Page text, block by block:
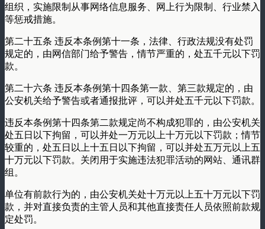
组织，实施限制从事网络信息服务、网上行为限制、行业禁入
等惩戒措施。
第二十五条 违反本条例第十一条，法律、行政法规没有处罚
规定的，由网信部门给予警告，情节严重的，处五千元以下罚
款。
第二十六条 违反本条例第十四条第一款、第三款规定的，由
公安机关给予警告或者通报批评，可以并处五千元以下罚款。
违反本条例第十四条第二款规定尚不构成犯罪的，由公安机关
处五日以下拘留，可以并处一万元以上十万元以下罚款；情节
较重的，处五日以上十五日以下拘留，可以并处五万元以上五
十万元以下罚款。关闭用于实施违法犯罪活动的网站、通讯群
组。
单位有前款行为的，由公安机关处十万元以上五十万元以下罚
款，并对直接负责的主管人员和其他直接责任人员依照前款规
定处罚。